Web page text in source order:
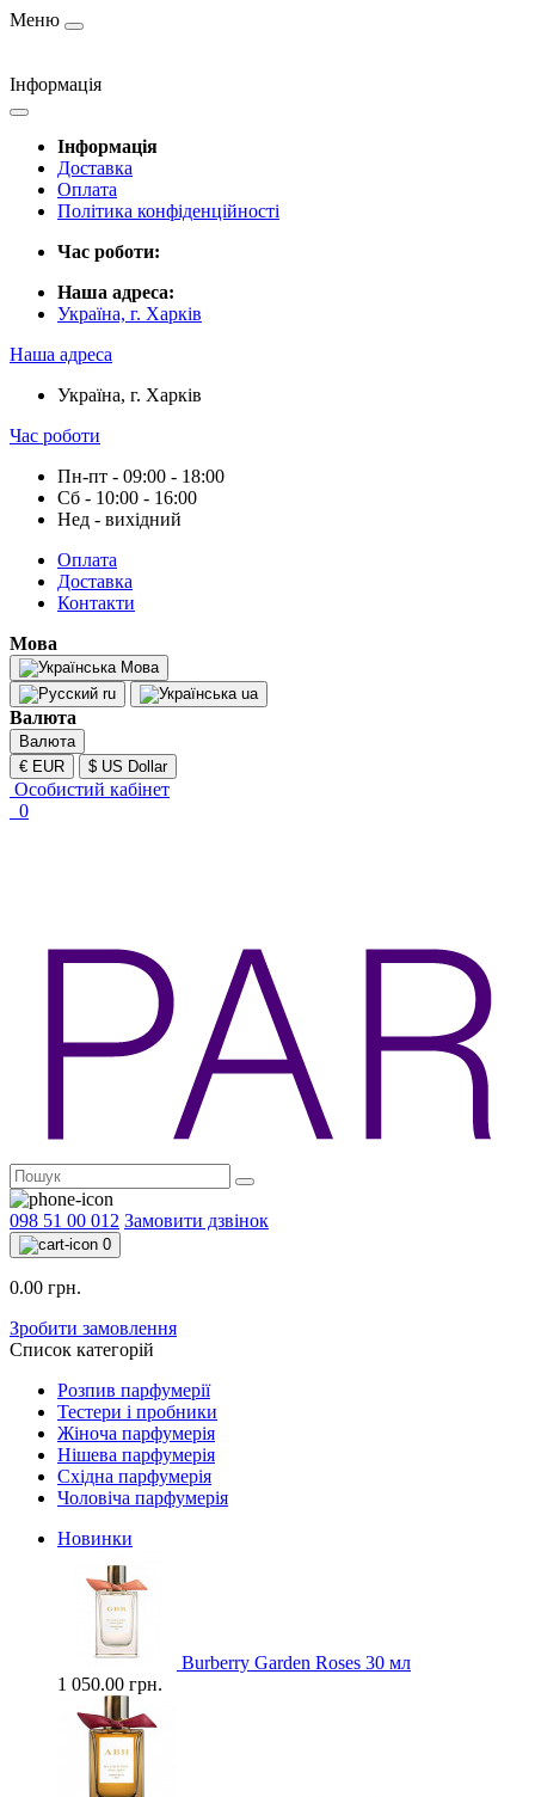
Меню
Інформація
Інформація
Доставка
Оплата
Політика конфіденційності
Час роботи:
Наша адреса:
Україна, г. Харків
Наша адреса
Україна, г. Харків
Час роботи
Пн-пт - 09:00 - 18:00
Сб - 10:00 - 16:00
Нед - вихідний
Оплата
Доставка
Контакти
Мова
Мова
ru
ua
Валюта
Валюта
€ EUR
$ US Dollar
Особистий кабінет
0
098 51 00 012 Замовити дзвінок
0
0.00 грн.
Зробити замовлення
Список категорій
Розпив парфумерії
Тестери і пробники
Жіноча парфумерія
Нішева парфумерія
Східна парфумерія
Чоловіча парфумерія
Новинки
Burberry Garden Roses 30 мл
1 050.00 грн.